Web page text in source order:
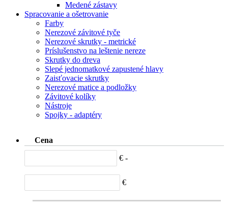
Medené zástavy
Spracovanie a ošetrovanie
Farby
Nerezové závitové tyče
Nerezové skrutky - metrické
Príslušenstvo na leštenie nereze
Skrutky do dreva
Slepé jednomatkové zapustené hlavy
Zaisťovacie skrutky
Nerezové matice a podložky
Závitové kolíky
Nástroje
Spojky - adaptéry
Cena
€ -
€